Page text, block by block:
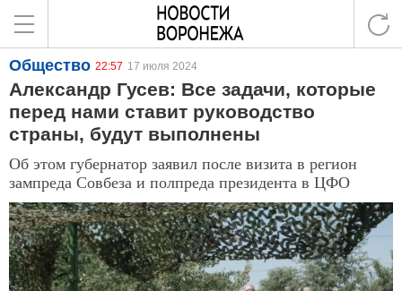
Общество 22:57 17 июля 2024
Александр Гусев: Все задачи, которые
перед нами ставит руководство
страны, будут выполнены
Об этом губернатор заявил после визита в регион
зампреда Совбеза и полпреда президента в ЦФО